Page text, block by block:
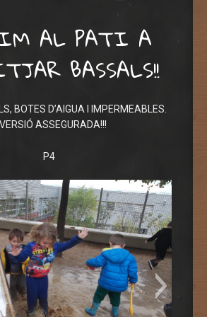
AL PATI A
BASSALS!!
BOTES D’AIGUA I IMPERMEABLES.
ASSEGURADA!!!
P4